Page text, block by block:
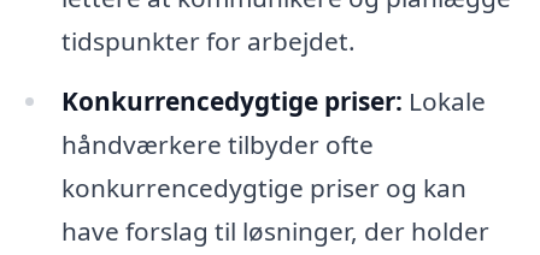
tidspunkter for arbejdet.
Konkurrencedygtige priser: Lokale
håndværkere tilbyder ofte
konkurrencedygtige priser og kan
have forslag til løsninger, der holder